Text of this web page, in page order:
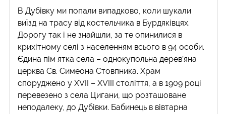
В Дубівку ми попали випадково, коли шукали
виїзд на трасу від костельчика в Бурдяківцях.
Дорогу так і не знайшли, за те опинилися в
крихітному селі з населенням всього в 94 особи.
Єдина пім ятка села – однокупольна дерев’яна
церква Св. Симеона Стовпника. Храм
споруджено у XVII – XVIII століття, а в 1909 році
перевезено з села Цигани, що розташоване
неподалеку, до Дубівки. Бабинець в вівтарна